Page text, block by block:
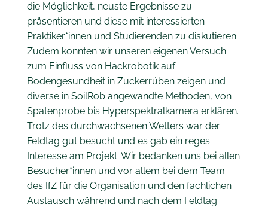
die Möglichkeit, neuste Ergebnisse zu
präsentieren und diese mit interessierten
Praktiker*innen und Studierenden zu diskutieren.
Zudem konnten wir unseren eigenen Versuch
zum Einfluss von Hackrobotik auf
Bodengesundheit in Zuckerrüben zeigen und
diverse in SoilRob angewandte Methoden, von
Spatenprobe bis Hyperspektralkamera erklären.
Trotz des durchwachsenen Wetters war der
Feldtag gut besucht und es gab ein reges
Interesse am Projekt. Wir bedanken uns bei allen
Besucher*innen und vor allem bei dem Team
des IfZ für die Organisation und den fachlichen
Austausch während und nach dem Feldtag.